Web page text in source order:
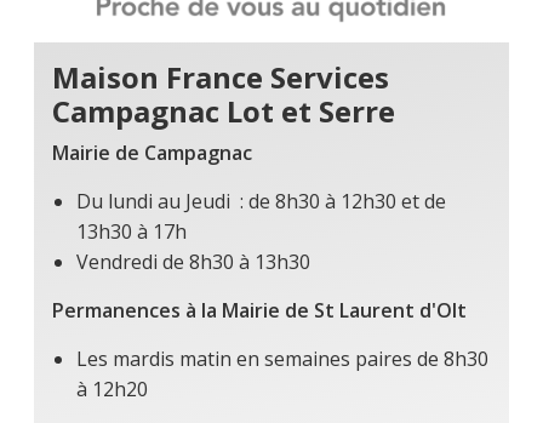
Maison France Services
Campagnac Lot et Serre
Mairie de Campagnac
Du lundi au Jeudi : de 8h30 à 12h30 et de
13h30 à 17h
Vendredi de 8h30 à 13h30
Permanences à la Mairie de St Laurent d'Olt
Les mardis matin en semaines paires de 8h30
à 12h20